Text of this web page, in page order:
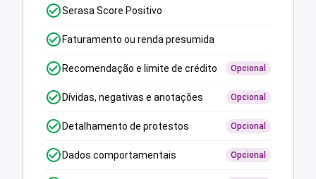
Serasa Score Positivo
Faturamento ou renda presumida
Recomendação e limite de crédito Opcional
Dívidas, negativas e anotações Opcional
Detalhamento de protestos Opcional
Dados comportamentais Opcional